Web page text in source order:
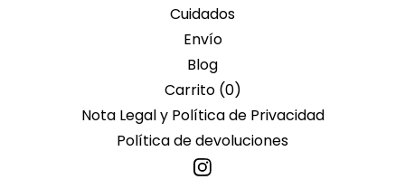
Cuidados
Envío
Blog
Carrito (0)
Nota Legal y Política de Privacidad
Política de devoluciones